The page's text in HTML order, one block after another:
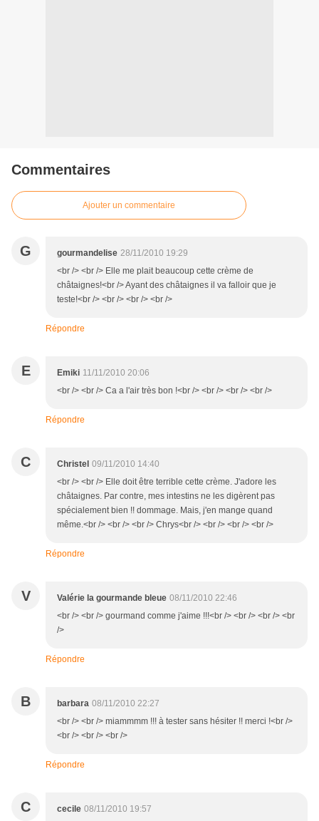
Commentaires
Ajouter un commentaire
G gourmandelise 28/11/2010 19:29
<br /> <br /> Elle me plait beaucoup cette crème de
châtaignes!<br /> Ayant des châtaignes il va falloir que je
teste!<br /> <br /> <br /> <br />
Répondre
E Emiki 11/11/2010 20:06
<br /> <br /> Ca a l'air très bon !<br /> <br /> <br /> <br />
Répondre
C Christel 09/11/2010 14:40
<br /> <br /> Elle doit être terrible cette crème. J'adore les
châtaignes. Par contre, mes intestins ne les digèrent pas
spécialement bien !! dommage. Mais, j'en mange quand
même.<br /> <br /> <br /> Chrys<br /> <br /> <br /> <br />
Répondre
V Valérie la gourmande bleue 08/11/2010 22:46
<br /> <br /> gourmand comme j'aime !!!<br /> <br /> <br /> <br
/>
Répondre
B barbara 08/11/2010 22:27
<br /> <br /> miammmm !!! à tester sans hésiter !! merci !<br />
<br /> <br /> <br />
Répondre
C cecile 08/11/2010 19:57